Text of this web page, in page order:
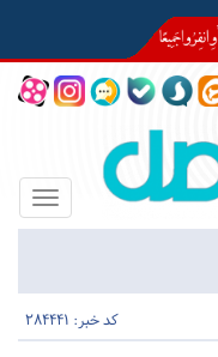
Toggle
کد خبر: 284441